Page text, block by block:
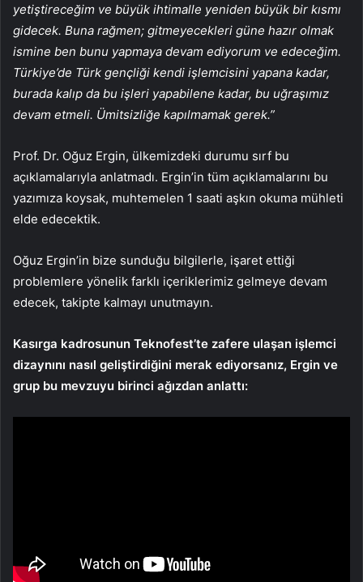
yetiştireceğim ve büyük ihtimalle yeniden büyük bir kısmı
gidecek. Buna rağmen; gitmeyecekleri güne hazır olmak
ismine ben bunu yapmaya devam ediyorum ve edeceğim.
Türkiye’de Türk gençliği kendi işlemcisini yapana kadar,
burada kalıp da bu işleri yapabilene kadar, bu uğraşımız
devam etmeli. Ümitsizliğe kapılmamak gerek.”
Prof. Dr. Oğuz Ergin, ülkemizdeki durumu sırf bu
açıklamalarıyla anlatmadı. Ergin’in tüm açıklamalarını bu
yazımıza koysak, muhtemelen 1 saati aşkın okuma mühleti
elde edecektik.
Oğuz Ergin’in bize sunduğu bilgilerle, işaret ettiği
problemlere yönelik farklı içeriklerimiz gelmeye devam
edecek, takipte kalmayı unutmayın.
Kasırga kadrosunun Teknofest’te zafere ulaşan işlemci
dizaynını nasıl geliştirdiğini merak ediyorsanız, Ergin ve
grup bu mevzuyu birinci ağızdan anlattı: